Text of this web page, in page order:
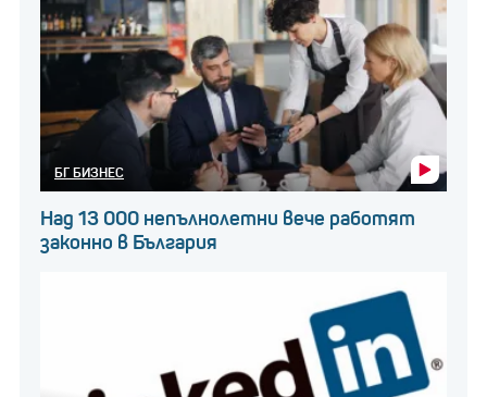
БГ БИЗНЕС
Над 13 000 непълнолетни вече работят
законно в България